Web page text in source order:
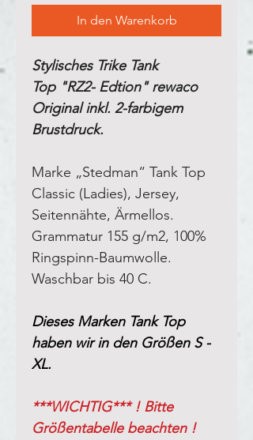
In den Warenkorb
Stylisches Trike Tank
Top "RZ2- Edtion" rewaco
Original inkl. 2-farbigem
Brustdruck.
Marke „Stedman“ Tank Top
Classic (Ladies), Jersey,
Seitennähte, Ärmellos.
Grammatur 155 g/m2, 100%
Ringspinn-Baumwolle.
Waschbar bis 40 C.
Dieses Marken Tank Top
haben wir in den Größen S -
XL.
***WICHTIG*** ! Bitte
Größentabelle beachten !